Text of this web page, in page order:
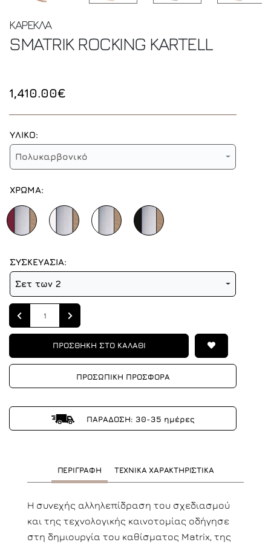
ΚΑΡΕΚΛΑ
SMATRIK ROCKING KARTELL
1,410.00€
ΥΛΙΚΟ:
Πολυκαρβονικό
ΧΡΩΜΑ:
ΣΥΣΚΕΥΑΣΙΑ:
Σετ των 2
Quantity
ΠΡΟΣΘΗΚΗ ΣΤΟ ΚΑΛΑΘΙ
ΠΡΟΣΩΠΙΚΗ ΠΡΟΣΦΟΡΑ
ΠΑΡΑΔΟΣΗ: 30-35 ημέρες
ΠΕΡΙΓΡΑΦΗ ΤΕΧΝΙΚΑ ΧΑΡΑΚΤΗΡΙΣΤΙΚΑ
Η συνεχής αλληλεπίδραση του σχεδιασμού
και της τεχνολογικής καινοτομίας οδήγησε
στη δημιουργία του καθίσματος Matrix, της